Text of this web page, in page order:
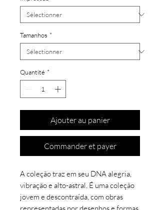
Tamanhos *
Quantité *
Ajouter au panier
Commander et payer
A coleção traz em seu DNA alegria,
vibração e alto-astral. É uma coleção
jovem e descontraída, com obras